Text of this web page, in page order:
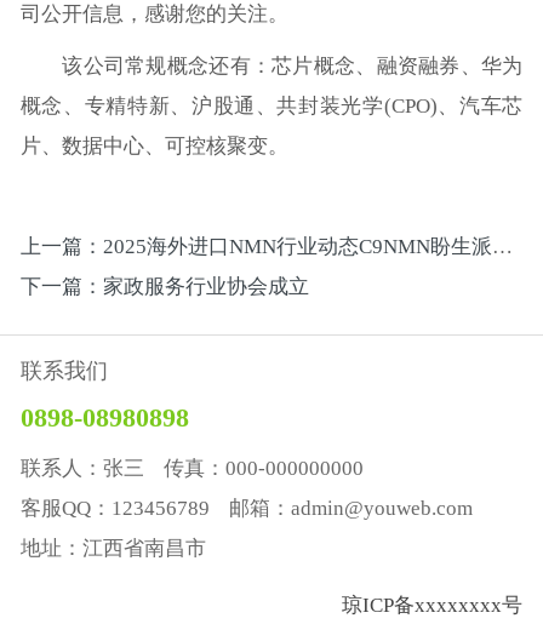
司公开信息，感谢您的关注。
该公司常规概念还有：芯片概念、融资融券、华为
概念、专精特新、沪股通、共封装光学(CPO)、汽车芯
片、数据中心、可控核聚变。
上一篇：2025海外进口NMN行业动态C9NMN盼生派首获618男士热卖榜第一名
下一篇：家政服务行业协会成立
联系我们
0898-08980898
联系人：张三 传真：000-000000000
客服QQ：123456789 邮箱：admin@youweb.com
地址：江西省南昌市
琼ICP备xxxxxxxx号